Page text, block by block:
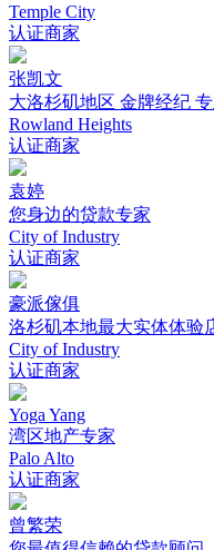
Temple City
认证商家
张凯文
大洛杉矶地区 金牌经纪
Rowland Heights
认证商家
袁婷
您身边的贷款专家
City of Industry
认证商家
豪派傢俱
洛杉矶本地最大实体体验
City of Industry
认证商家
Yoga Yang
湾区地产专家
Palo Alto
认证商家
曾繁荣